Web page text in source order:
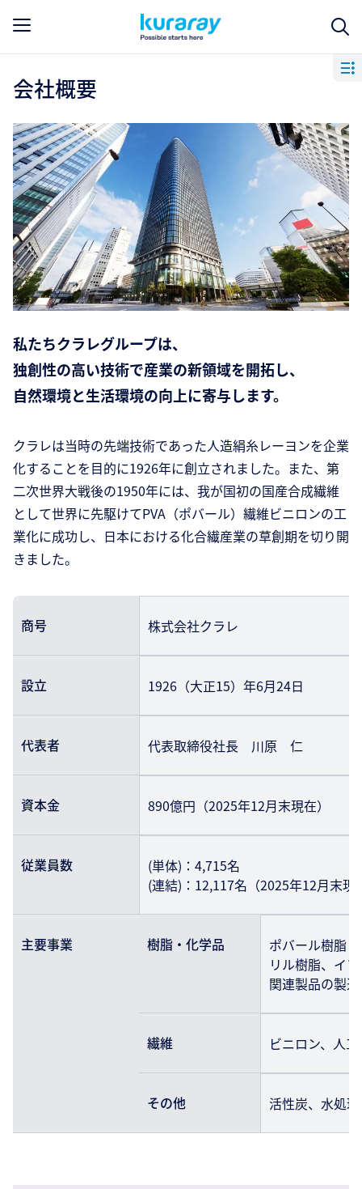
会社概要
私たちクラレグループは、
独創性の高い技術で産業の新領域を開拓し、
自然環境と生活環境の向上に寄与します。
クラレは当時の先端技術であった人造絹糸レーヨンを企業
化することを目的に1926年に創立されました。また、第
二次世界大戦後の1950年には、我が国初の国産合成繊維
として世界に先駆けてPVA（ポバール）繊維ビニロンの工
業化に成功し、日本における化合繊産業の草創期を切り開
きました。
商号 株式会社クラレ
設立 1926（大正15）年6月24日
代表者 代表取締役社長 川原 仁
資本金 890億円（2025年12月末現在）
従業員数
(単体)：4,715名
(連結)：12,117名（2025年12月末現
主要事業 樹脂・化学品
ポバール樹脂
リル樹脂、イ
関連製品の製
繊維 ビニロン、人
その他 活性炭、水処